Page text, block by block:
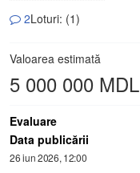
2Loturi: (1)
Valoarea estimată
5 000 000 MDL
Evaluare
Data publicării
26 iun 2026, 12:00